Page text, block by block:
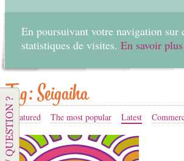
En poursuivant votre navigation sur
statistiques de visites. En savoir
Tag: Seigaiha
Featured The most popular Latest